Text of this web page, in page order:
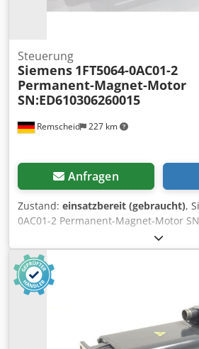
Remscheid 227 km
Steuerung
Siemens 1FT5064-0AC01-2
Permanent-Magnet-Motor
SN:ED610306260015
Anfragen
Zustand: einsatzbereit (gebraucht),
0AC01-2 Permanent-Magnet-Motor
gebraucht, normale
funktionsfähig, Lieferumfang gem.
Ailof